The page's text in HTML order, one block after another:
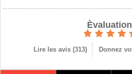
Èvaluation
Lire les avis (313) Donnez